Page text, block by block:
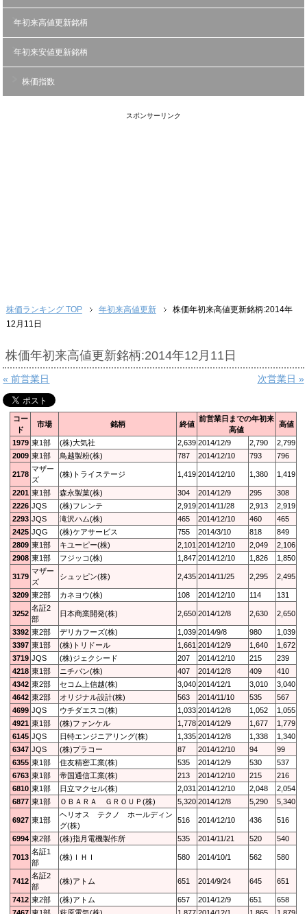
年初来高値更新銘柄
年初来安値更新銘柄
株価指数
スポンサーリンク
株価ランキング TOP 年初来高値更新
株価年初来高値更新銘柄:2014年
12月11日
株価年初来高値更新銘柄:2014年12月11日
« 前営業日 次営業日 »
コー
ド
市場 銘柄 終値
前営業日までの年初来
高値
高値
1979 東1部 (株)大気社 2,639 2014/12/9 2,790
2,799
2009 東1部 鳥越製粉(株) 787 2014/12/10 793 796
2178
マザー
ズ
(株)トライステージ 1,419 2014/12/10 1,380 1,419
2201 東1部 森永製菓(株) 304 2014/12/9 295
308
2226 JQS (株)フレンテ 2,919 2014/11/28 2,913
2,919
2293 JQS 滝沢ハム(株) 465 2014/12/10 460
465
2425 JQG (株)ケアサービス 755 2014/3/10 818
849
2809 東1部 キユーピー(株) 2,101 2014/12/10 2,049
2,106
2908 東1部 フジッコ(株) 1,847 2014/12/10 1,826 1,850
3179
マザー
ズ
シュッピン(株) 2,435 2014/11/25 2,295 2,495
3209 東2部 カネヨウ(株) 108 2014/12/10 114 131
3252
名証2
部
日本商業開発(株) 2,650 2014/12/8 2,630 2,650
3392 東2部 デリカフーズ(株) 1,039 2014/9/8 980
1,039
3397 東1部 (株)トリドール 1,661 2014/12/9 1,640
1,672
3719 JQS (株)ジェクシード 207 2014/12/10 215
239
4218 東1部 ニチバン(株) 407 2014/12/8 409
410
4342 東2部 セコム上信越(株) 3,040 2014/12/1 3,010
3,040
4642 東2部 オリジナル設計(株) 563 2014/11/10 535
567
4699 JQS ウチダエスコ(株) 1,033 2014/12/8 1,052
1,055
4921 東1部 (株)ファンケル 1,778 2014/12/9 1,677
1,779
6145 JQS 日特エンジニアリング(株) 1,335 2014/12/8 1,338
1,340
6347 JQS (株)プラコー 87 2014/12/10 94
99
6355 東1部 住友精密工業(株) 535 2014/12/9 530
537
6763 東1部 帝国通信工業(株) 213 2014/12/10 215
216
6810 東1部 日立マクセル(株) 2,031 2014/12/10 2,048
2,054
6877 東1部 ＯＢＡＲＡ ＧＲＯＵＰ(株) 5,320 2014/12/8 5,290 5,340
6927 東1部
ヘリオス テクノ ホールディン
グ(株)
516 2014/12/10 436 516
6994 東2部 (株)指月電機製作所 535 2014/11/21 520 540
7013
名証1
部
(株)ＩＨＩ 580 2014/10/1 562 580
7412
名証2
部
(株)アトム 651 2014/9/24 645 651
7412 東2部 (株)アトム 657 2014/12/9 651
658